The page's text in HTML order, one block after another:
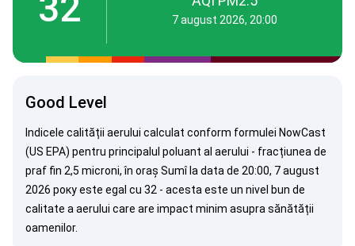
7 august 2026, 20:00
Good Level
Indicele calității aerului calculat conform formulei NowCast
(US EPA) pentru principalul poluant al aerului - fracțiunea de
praf fin 2,5 microni, în oraș Sumî la data de 20:00, 7 august
2026 року este egal cu 32 - acesta este un nivel bun de
calitate a aerului care are impact minim asupra sănătății
oamenilor.